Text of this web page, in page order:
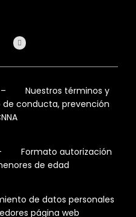
Nuestros términos y
de conducta, prevención
Formato autorización
de edad
de datos personales
página web